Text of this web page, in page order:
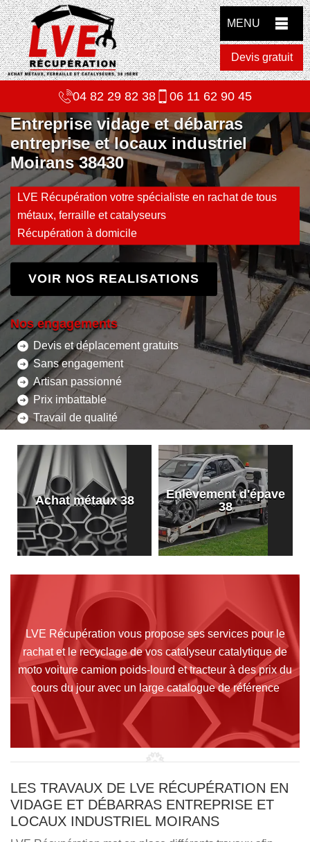
MENU
Devis gratuit
04 82 29 82 38 06 11 62 90 45
Entreprise vidage et débarras
entreprise et locaux industriel
Moirans 38430
LVE Récupération votre spécialiste en rachat de tous
métaux, ferraille et catalyseurs
Récupération à domicile
VOIR NOS REALISATIONS
Nos engagements
Devis et déplacement gratuits
Sans engagement
Artisan passionné
Prix imbattable
Travail de qualité
Achat métaux 38
Enlèvement d'épave
38
LVE Récupération vous propose ses services pour le
rachat et le recyclage de vos catalyseur catalytique de
moto voiture camion poids-lourd et tracteur à des prix du
cours du jour avec un large catalogue de référence
LES TRAVAUX DE LVE RÉCUPÉRATION EN
VIDAGE ET DÉBARRAS ENTREPRISE ET
LOCAUX INDUSTRIEL MOIRANS